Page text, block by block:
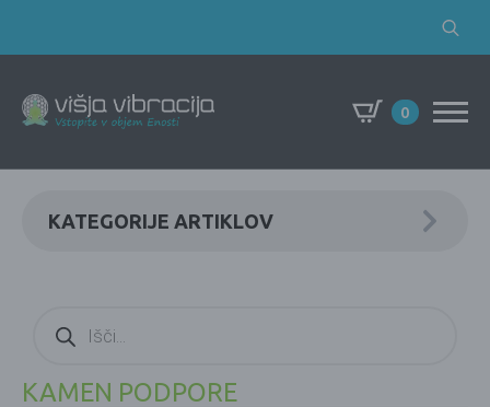
Search
0
KATEGORIJE ARTIKLOV
search
KAMEN PODPORE